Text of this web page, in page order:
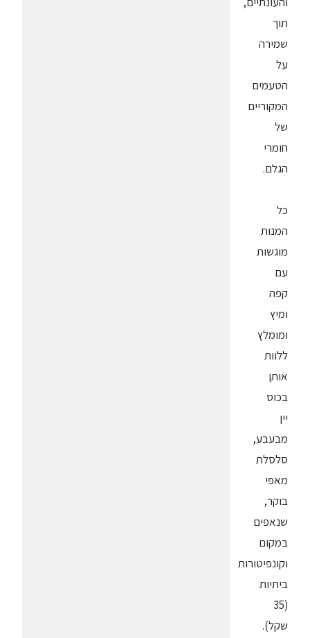
תוך
שמירה
על
הטעמים
המקוריים
של
חומרי
הגלם.
כל
המנות
מוגשות
עם
קפה
ומיץ
ומומלץ
ללוות
אותן
בכוס
יין
מבעבע,
סלסלת
מאפי
בוקר,
שנאפים
במקום
וקונפיטורות
ביתיות
(35
שקל).